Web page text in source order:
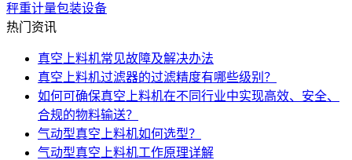
秤重计量包装设备
热门资讯
真空上料机常见故障及解决办法
真空上料机过滤器的过滤精度有哪些级别？
如何可确保真空上料机在不同行业中实现高效、安全、
合规的物料输送？
气动型真空上料机如何选型？
气动型真空上料机工作原理详解